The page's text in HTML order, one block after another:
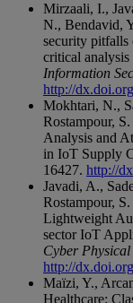
Mirzaali, I.,
N., Bendavid,
security
critical
Information
http://
Mokhtari, N.,
Rostampour,
Analysis and
in IoT Supply
16427. http://
Javadi, A.,
Rostampour,
Lightweight
sector IoT
Cyber
http://
Maïzi, Y.,
Healthcare: